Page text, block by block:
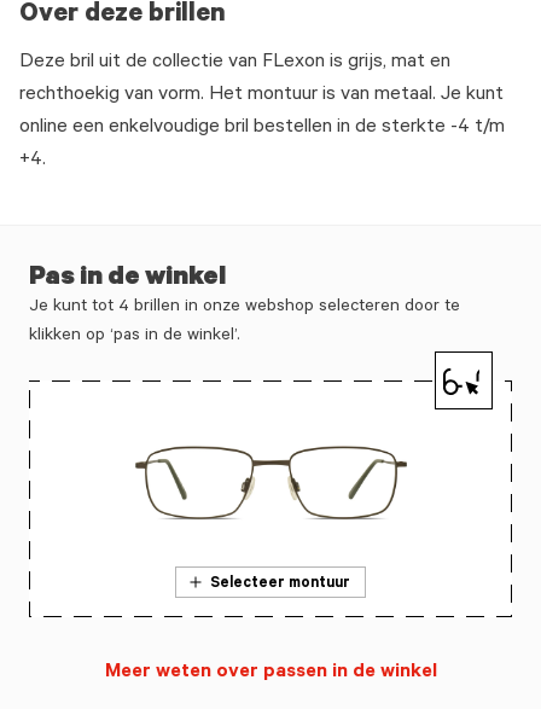
Over deze brillen
Deze bril uit de collectie van FLexon is grijs, mat en
rechthoekig van vorm. Het montuur is van metaal. Je kunt
online een enkelvoudige bril bestellen in de sterkte -4 t/m
+4.
Pas in de winkel
Je kunt tot 4 brillen in onze webshop selecteren door te
klikken op ‘pas in de winkel’.
Selecteer montuur
Meer weten over passen in de winkel